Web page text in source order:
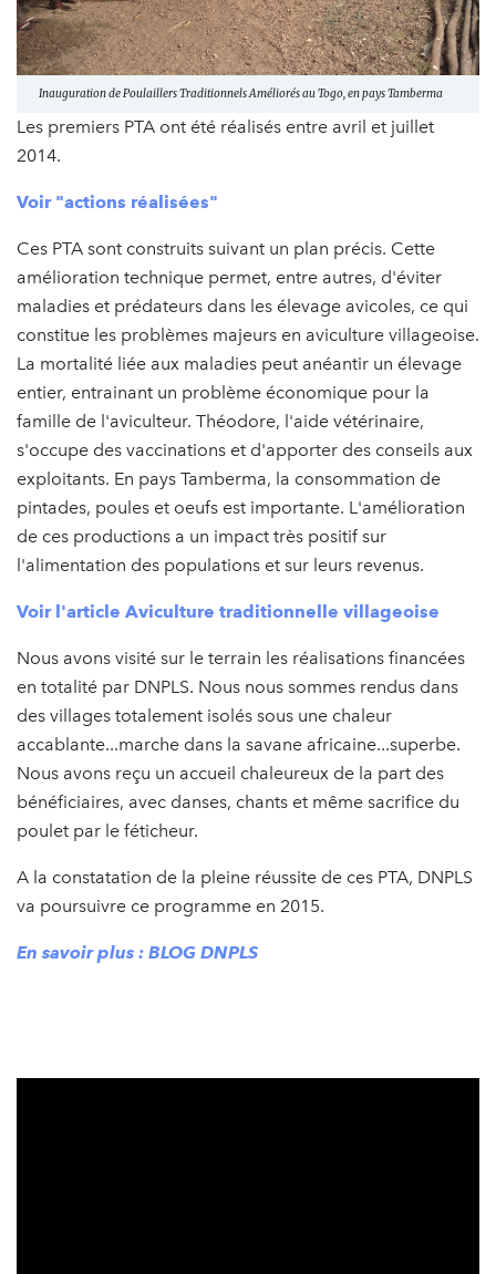
Inauguration de Poulaillers Traditionnels Améliorés au Togo, en pays Tamberma
Les premiers PTA ont été réalisés entre avril et juillet
2014.
Voir "actions réalisées"
Ces PTA sont construits suivant un plan précis. Cette
amélioration technique permet, entre autres, d'éviter
maladies et prédateurs dans les élevage avicoles, ce qui
constitue les problèmes majeurs en aviculture villageoise.
La mortalité liée aux maladies peut anéantir un élevage
entier, entrainant un problème économique pour la
famille de l'aviculteur. Théodore, l'aide vétérinaire,
s'occupe des vaccinations et d'apporter des conseils aux
exploitants. En pays Tamberma, la consommation de
pintades, poules et oeufs est importante. L'amélioration
de ces productions a un impact très positif sur
l'alimentation des populations et sur leurs revenus.
Voir l'article Aviculture traditionnelle villageoise
Nous avons visité sur le terrain les réalisations financées
en totalité par DNPLS. Nous nous sommes rendus dans
des villages totalement isolés sous une chaleur
accablante...marche dans la savane africaine...superbe.
Nous avons reçu un accueil chaleureux de la part des
bénéficiaires, avec danses, chants et même sacrifice du
poulet par le féticheur.
A la constatation de la pleine réussite de ces PTA, DNPLS
va poursuivre ce programme en 2015.
En savoir plus : BLOG DNPLS